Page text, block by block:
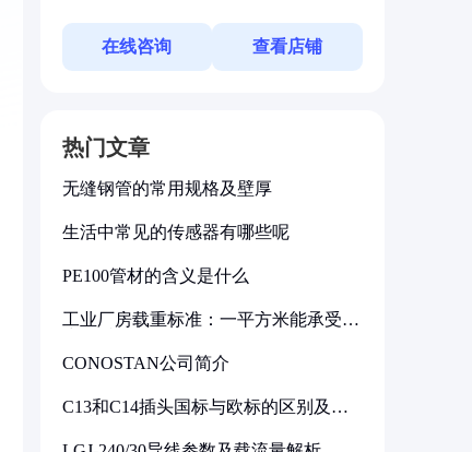
在线咨询 查看店铺
热门文章
无缝钢管的常用规格及壁厚
生活中常见的传感器有哪些呢
PE100管材的含义是什么
工业厂房载重标准：一平方米能承受多
CONOSTAN公司简介
C13和C14插头国标与欧标的区别及其